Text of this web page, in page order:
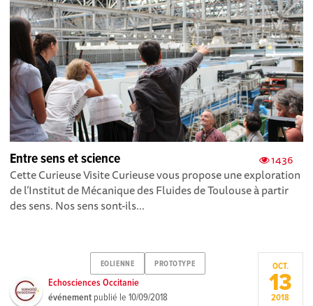
1436
Entre sens et science
Cette Curieuse Visite Curieuse vous propose une exploration
de l’Institut de Mécanique des Fluides de Toulouse à partir
des sens. Nos sens sont-ils...
EOLIENNE PROTOTYPE
Echosciences Occitanie
événement publié le10/09/2018
OCT.
13
2018